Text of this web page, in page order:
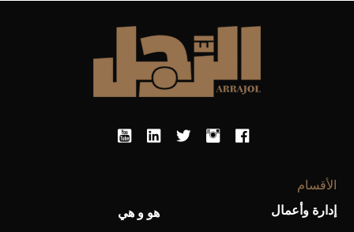
Aston Martin Valiant: على هوى الأبطال
الأقسام
إدارة وأعمال
هو و هي